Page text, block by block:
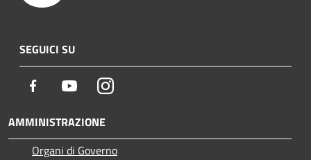
SEGUICI SU
Facebook YoutubeInstagram
AMMINISTRAZIONE
Organi di Governo